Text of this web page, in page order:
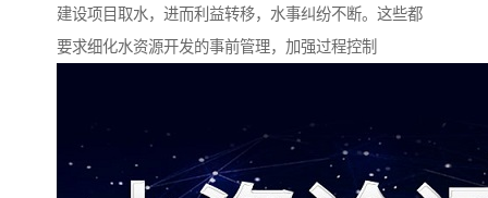
建设项目取水，进而利益转移，水事纠纷不断。这些都
要求细化水资源开发的事前管理，加强过程控制